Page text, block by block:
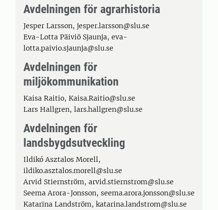
Avdelningen för agrarhistoria
Jesper Larsson, jesper.larsson@slu.se
Eva-Lotta Päiviö Sjaunja, eva-
lotta.paivio.sjaunja@slu.se
Avdelningen för
miljökommunikation
Kaisa Raitio, Kaisa.Raitio@slu.se
Lars Hallgren, lars.hallgren@slu.se
Avdelningen för
landsbygdsutveckling
Ildikó Asztalos Morell,
ildiko.asztalos.morell@slu.se
Arvid Stiernström, arvid.stiernstrom@slu.se
Seema Arora-Jonsson, seema.arora.jonsson@slu.se
Katarina Landström, katarina.landstrom@slu.se